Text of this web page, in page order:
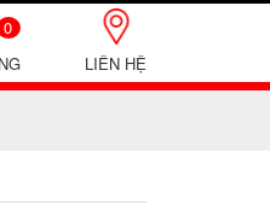
0
LIÊN HỆ